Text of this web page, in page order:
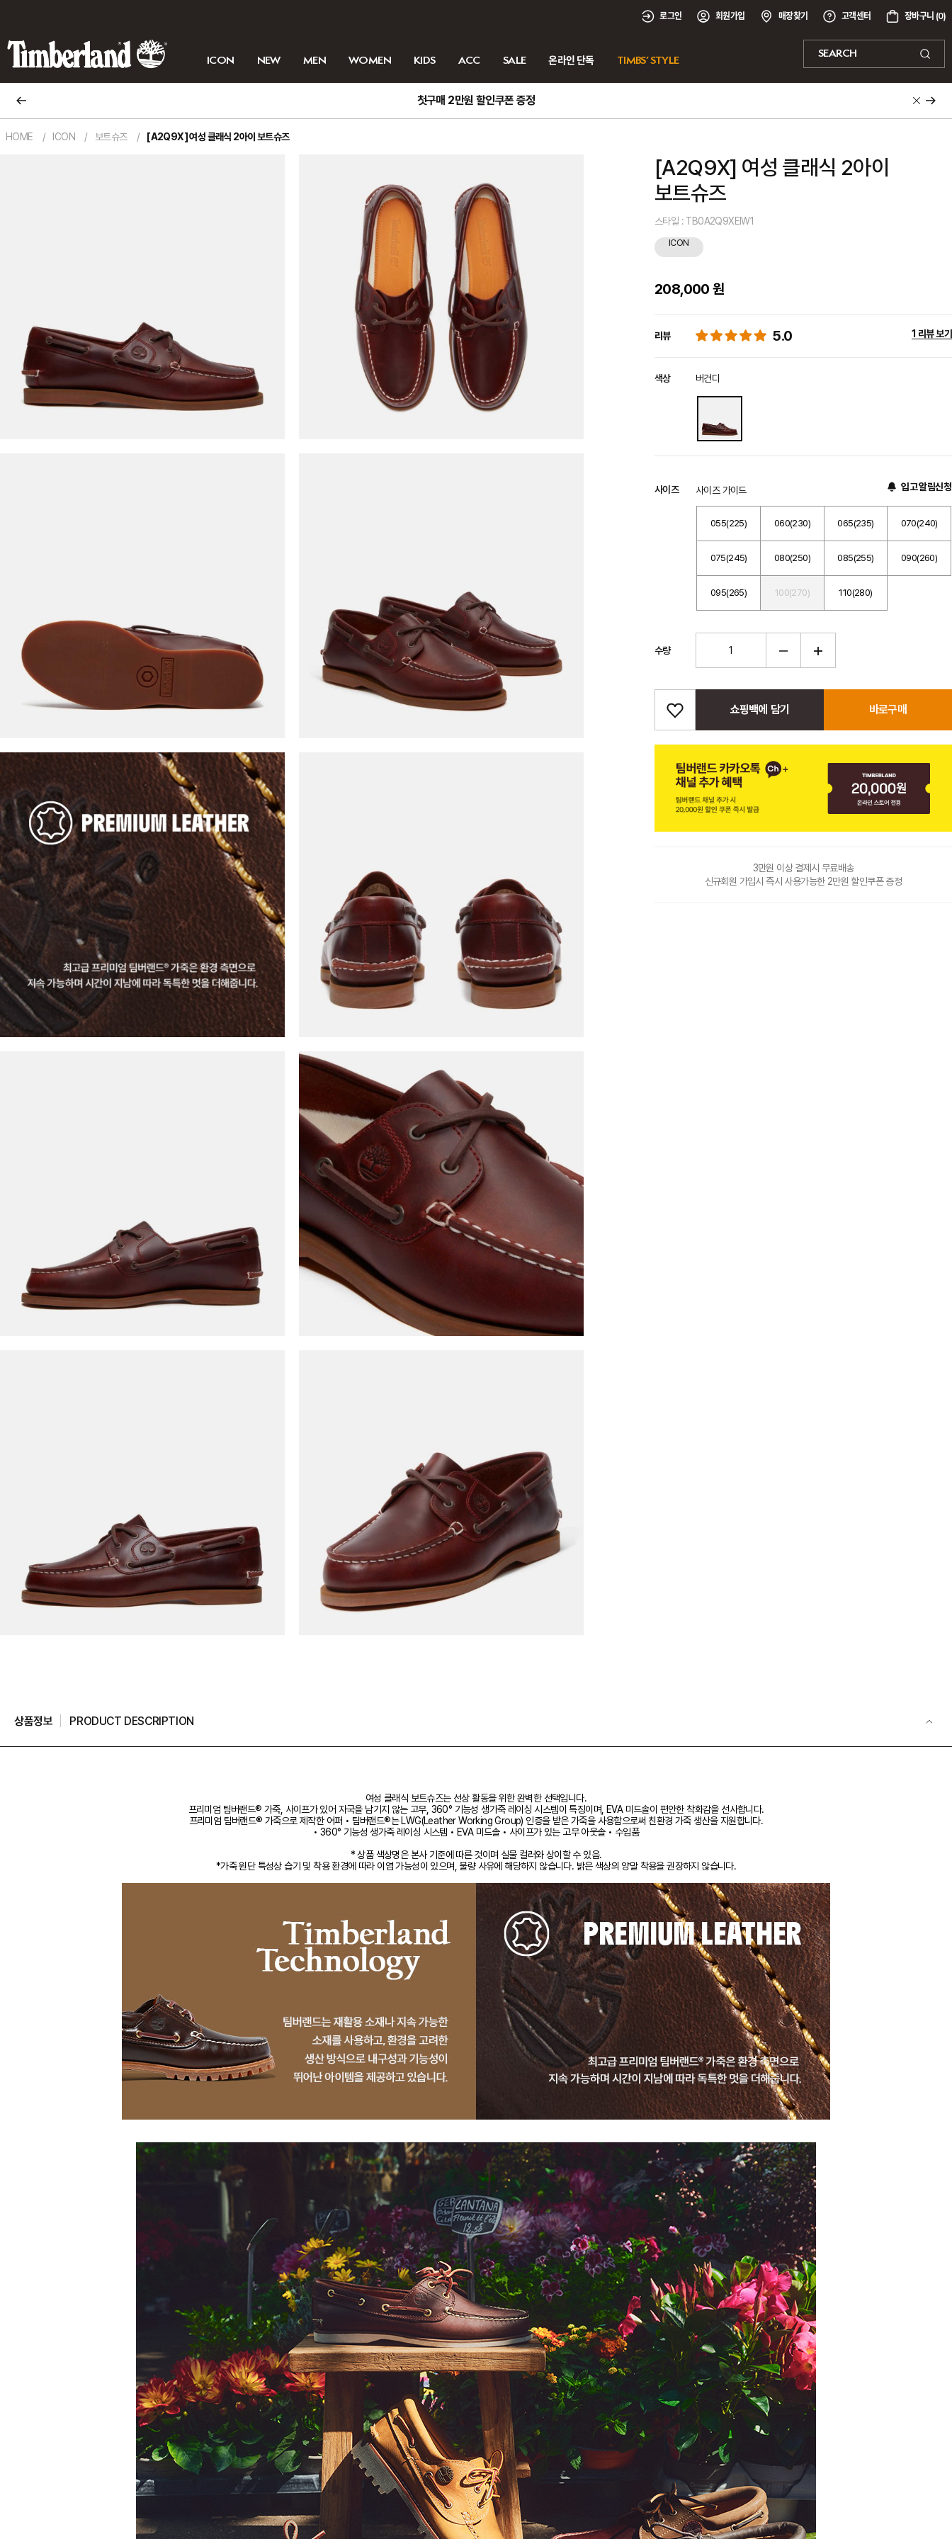
로그인 회원가입 매장찾기 고객센터 장바구니 (0)
ICON NEW MEN WOMEN KIDS ACC SALE 온라인 단독 TIMBS’ STYLE
SEARCH
첫구매 2만원 할인쿠폰 증정
HOME ICON 보트슈즈 [A2Q9X] 여성 클래식 2아이 보트슈즈
[A2Q9X] 여성 클래식 2아이
보트슈즈
스타일 : TB0A2Q9XEIW1
ICON
208,000 원
리뷰 5.0 1 리뷰 보기
색상 버건디
사이즈 사이즈 가이드 입고 알림신청
055(225) 060(230) 065(235) 070(240)
075(245) 080(250) 085(255) 090(260)
095(265) 100(270) 110(280)
수량
쇼핑백에 담기 바로구매
3만원 이상 결제시 무료배송
신규회원 가입시 즉시 사용가능한 2만원 할인쿠폰 증정
상품정보 PRODUCT DESCRIPTION
여성 클래식 보트슈즈는 선상 활동을 위한 완벽한 선택입니다.
프리미엄 팀버랜드® 가죽, 사이프가 있어 자국을 남기지 않는 고무, 360° 기능성 생가죽 레이싱 시스템이 특징이며, EVA 미드솔이 편안한 착화감을 선사합니다.
프리미엄 팀버랜드® 가죽으로 제작한 어퍼 • 팀버랜드®는 LWG(Leather Working Group) 인증을 받은 가죽을 사용함으로써 친환경 가죽 생산을 지원합니다.
• 360° 기능성 생가죽 레이싱 시스템 • EVA 미드솔 • 사이프가 있는 고무 아웃솔 • 수입품
* 상품 색상명은 본사 기준에 따른 것이며 실물 컬러와 상이할 수 있음.
*가죽 원단 특성상 습기 및 착용 환경에 따라 이염 가능성이 있으며, 불량 사유에 해당하지 않습니다. 밝은 색상의 양말 착용을 권장하지 않습니다.